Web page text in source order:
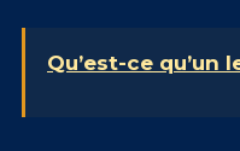
Qu’est-ce qu’un